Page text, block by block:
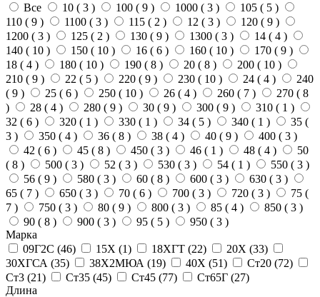
Все
10 ( 3 ) 100 ( 9 ) 1000 ( 3 ) 105 ( 5 )
110 ( 9 ) 1100 ( 3 ) 115 ( 2 ) 12 ( 3 ) 120 ( 9 )
1200 ( 3 ) 125 ( 2 ) 130 ( 9 ) 1300 ( 3 ) 14 ( 4 )
140 ( 10 ) 150 ( 10 ) 16 ( 6 ) 160 ( 10 ) 170 ( 9 )
18 ( 4 ) 180 ( 10 ) 190 ( 8 ) 20 ( 8 ) 200 ( 10 )
210 ( 9 ) 22 ( 5 ) 220 ( 9 ) 230 ( 10 ) 24 ( 4 )
240
( 9 ) 25 ( 6 ) 250 ( 10 ) 26 ( 4 ) 260 ( 7 ) 270 ( 8
)
28 ( 4 ) 280 ( 9 ) 30 ( 9 ) 300 ( 9 ) 310 ( 1 )
32 ( 6 ) 320 ( 1 ) 330 ( 1 ) 34 ( 5 ) 340 ( 1 )
35 (
3 ) 350 ( 4 ) 36 ( 8 ) 38 ( 4 ) 40 ( 9 ) 400 ( 3 )
42 ( 6 ) 45 ( 8 ) 450 ( 3 ) 46 ( 1 ) 48 ( 4 )
50
( 8 ) 500 ( 3 ) 52 ( 3 ) 530 ( 3 ) 54 ( 1 ) 550 ( 3 )
56 ( 9 ) 580 ( 3 ) 60 ( 8 ) 600 ( 3 ) 630 ( 3 )
65 ( 7 ) 650 ( 3 ) 70 ( 6 ) 700 ( 3 ) 720 ( 3 )
75 (
7 ) 750 ( 3 ) 80 ( 9 ) 800 ( 3 ) 85 ( 4 ) 850 ( 3 )
90 ( 8 ) 900 ( 3 ) 95 ( 5 ) 950 ( 3 )
Марка
09Г2С (46) 15Х (1) 18ХГТ (22) 20Х (33)
30ХГСА (35) 38Х2МЮА (19) 40Х (51) Ст20 (72)
Ст3 (21) Ст35 (45) Ст45 (77) Ст65Г (27)
Длина